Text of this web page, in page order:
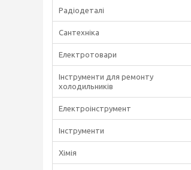
Радіодеталі
Сантехніка
Електротовари
Інструменти для ремонту
холодильників
Електроінструмент
Інструменти
Хімія